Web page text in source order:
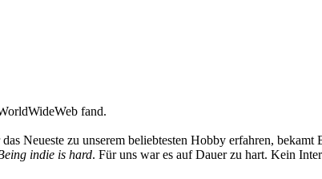
fand.
Neueste zu unserem beliebtesten Hobby erfahren, bekamt
indie is hard. Für uns war es auf Dauer zu hart. Kein